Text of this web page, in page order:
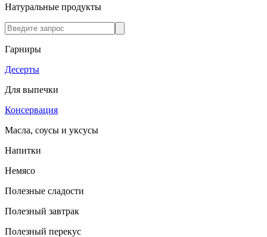
Натуральные продукты
Гарниры
Десерты
Для выпечки
Консервация
Масла, соусы и уксусы
Напитки
Немясо
Полезные сладости
Полезный завтрак
Полезный перекус